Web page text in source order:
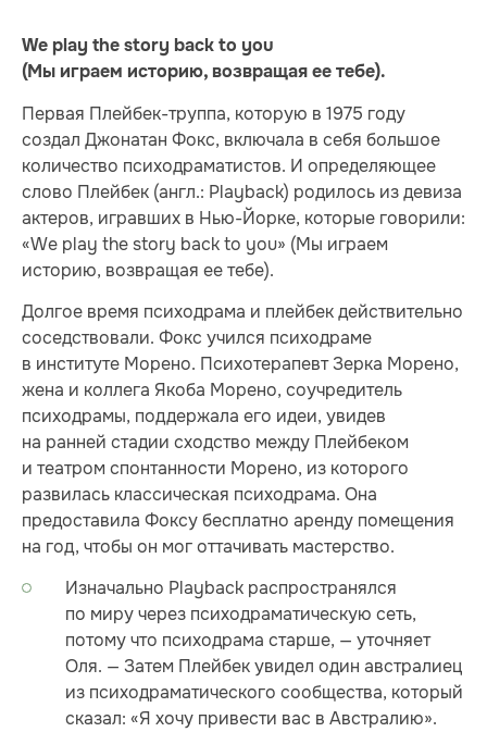
We play the story back to you
(Мы играем историю, возвращая ее тебе).
Первая Плейбек-труппа, которую в 1975 году
создал Джонатан Фокс, включала в себя большое
количество психодраматистов. И определяющее
слово Плейбек (англ.: Playback) родилось из девиза
актеров, игравших в Нью-Йорке, которые говорили:
«We play the story back to you» (Мы играем
историю, возвращая ее тебе).
Долгое время психодрама и плейбек действительно
соседствовали. Фокс учился психодраме
в институте Морено. Психотерапевт Зерка Морено,
жена и коллега Якоба Морено, соучредитель
психодрамы, поддержала его идеи, увидев
на ранней стадии сходство между Плейбеком
и театром спонтанности Морено, из которого
развилась классическая психодрама. Она
предоставила Фоксу бесплатно аренду помещения
на год, чтобы он мог оттачивать мастерство.
Изначально Playback распространялся
по миру через психодраматическую сеть,
потому что психодрама старше, — уточняет
Оля. — Затем Плейбек увидел один австралиец
из психодраматического сообщества, который
сказал: «Я хочу привести вас в Австралию».